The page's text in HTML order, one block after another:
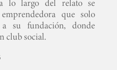
que solo
su fundación, donde
club social.